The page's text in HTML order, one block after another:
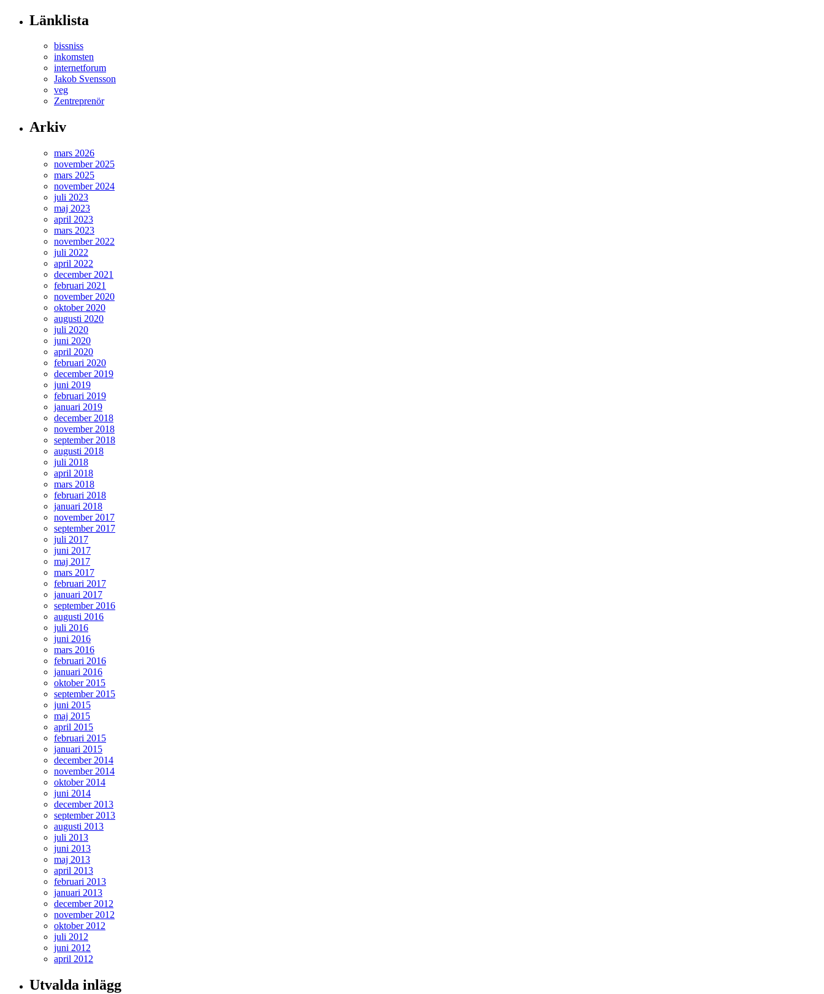
Länklista
bissniss
inkomsten
internetforum
Jakob Svensson
veg
Zentreprenör
Arkiv
mars 2026
november 2025
mars 2025
november 2024
juli 2023
maj 2023
april 2023
mars 2023
november 2022
juli 2022
april 2022
december 2021
februari 2021
november 2020
oktober 2020
augusti 2020
juli 2020
juni 2020
april 2020
februari 2020
december 2019
juni 2019
februari 2019
januari 2019
december 2018
november 2018
september 2018
augusti 2018
juli 2018
april 2018
mars 2018
februari 2018
januari 2018
november 2017
september 2017
juli 2017
juni 2017
maj 2017
mars 2017
februari 2017
januari 2017
september 2016
augusti 2016
juli 2016
juni 2016
mars 2016
februari 2016
januari 2016
oktober 2015
september 2015
juni 2015
maj 2015
april 2015
februari 2015
januari 2015
december 2014
november 2014
oktober 2014
juni 2014
december 2013
september 2013
augusti 2013
juli 2013
juni 2013
maj 2013
april 2013
februari 2013
januari 2013
december 2012
november 2012
oktober 2012
juli 2012
juni 2012
april 2012
Utvalda inlägg